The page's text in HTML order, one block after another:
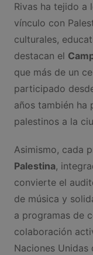
Rivas ha tejido a
vínculo con
culturales,
destacan el
que más de un
participado
años también ha
palestinos a la
Asimismo, cada
Palestina,
convierte el
de música y
a programas de
colaboración
Naciones